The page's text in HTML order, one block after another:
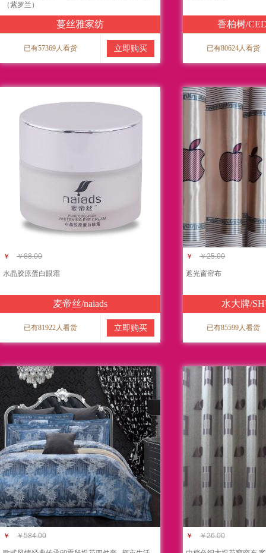
（紫罗兰）
蔓丝雅家纺
已有57369人看货 立即购买
香柏树/
已有80624人看货
￥ ￥88.00
水晶胶原蛋白眼霜
麦帝丝/naiads
已有81922人看货 立即购买
￥ ￥25.00
遮光窗帘布
水大牌/
已有85599人看货
￥ ￥584.00 ￥ ￥26.00